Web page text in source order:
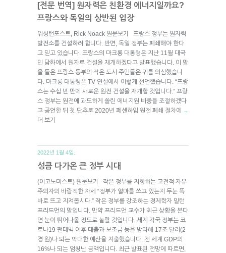
[전문 번역] 원자력은 친환경 에너지일까요?
프랑스와 독일의 상반된 입장
워싱턴포스트, Rick Noack 원문보기 프랑스 정부는 원자력
발전소를 건설하려 합니다. 반면, 독일 정부는 폐쇄해야 한다
고 믿고 있습니다. 프랑스의 마크롱 대통령은 지난 11월 대국
민 담화에서 원자로 건설을 재개하겠다고 발표했습니다. 이 말
을 들은 프랑스 동부의 작은 도시 주민들은 귀를 의심했습니
다. 마크롱 대통령은 TV 연설에서 이렇게 선언했습니다. “프랑
스는 수십 년 만에 새로운 원전 건설을 재개할 것입니다.” 프랑
스 정부는 원전에 과도하게 쏠린 에너지원 비중을 조절하겠다
고 공언한 뒤 첫 단추로 2020년 페센하임 원전 폐쇄 절차에
→
더 보기
2022년 1월 4일.
성큼 다가온 큰 정부 시대
(이코노미스트) 원문보기 작은 정부를 지향하는 고전적 자유
주의자의 바람직한 자세 “정부가 얼마를 쓰고 있는지 두눈 똑
바로 뜨고 지켜봅시다.” 작은 정부를 강조하는 경제학자 밀턴
프리드먼의 말입니다. 만약 프리드먼 교수가 최근 상황을 본다
면 눈이 튀어나올 정도로 놀랄 것입니다. 세계 각국 정부는 코
로나19 팬데믹 이후 대출과 보조금 등을 망라해 17조 달러(2
경 원)나 되는 막대한 예산을 지출했습니다. 전 세계 GDP의
16%나 되는 엄청난 금액입니다. 최근 발표된 전망에 따르면,